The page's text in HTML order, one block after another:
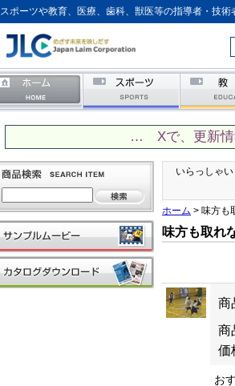
スポーツや教育、医療、歯科、獣医等の指導者・技
… Xで、更新情
いらっしゃ
ホーム > 味方も
味方も取れ
商
商
価
お